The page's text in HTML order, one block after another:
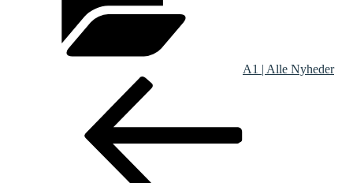
A1 | Alle Nyheder
Indlægsnavigation